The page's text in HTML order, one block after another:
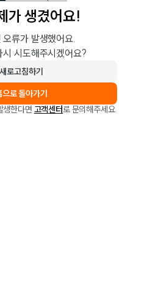
가 생겼어요!
오류가 발생했어요.
시 시도해주시겠어요?
새로고침하기
으로 돌아가기
생한다면 고객센터로 문의해주세요.